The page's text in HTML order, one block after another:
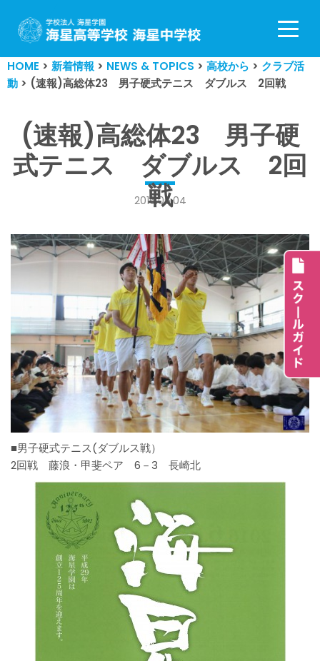
コ
ン
テ
ン
へ
ス
キ
ッ
HOME > 新着情報 > NEWS & TOPICS > 高校から > クラブ活
動 > (速報)高総体23 男子硬式テニス ダブルス 2回戦
(速報)高総体23 男子硬
式テニス ダブルス 2回
戦
2016.06.04
■男子硬式テニス(ダブルス戦）
2回戦 藤浪・甲斐ペア 6－3 長崎北